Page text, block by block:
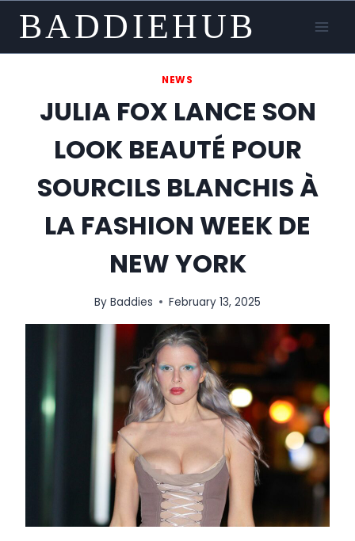
content
BADDIEHUB
NEWS
JULIA FOX LANCE SON
LOOK BEAUTÉ POUR
SOURCILS BLANCHIS À
LA FASHION WEEK DE
NEW YORK
By Baddies February 13, 2025